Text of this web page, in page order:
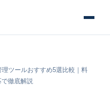
理ツールおすすめ5選比較｜料
徹底解説